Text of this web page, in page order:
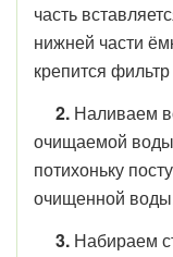
часть
нижней части
крепится
2. Наливаем
очищаемой
потихоньку
очищенной
3. Набираем